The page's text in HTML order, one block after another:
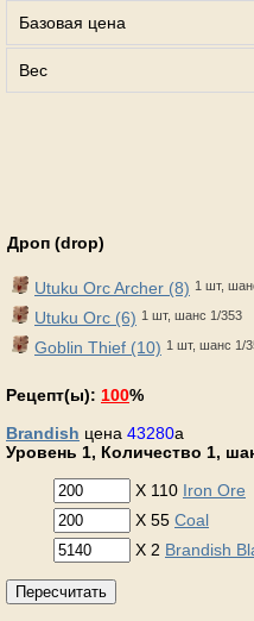
Базовая цена
Вес
Дроп (drop)
Utuku Orc Archer (8) 1 шт,
Utuku Orc (6) 1 шт, шанс 1/353
Goblin Thief (10) 1 шт, шанс 1/
Рецепт(ы): 100%
Brandish цена 43280a
Уровень 1, Количество 1,
X 110 Iron Ore
X 55 Coal
X 2 Brandish
Пересчитать